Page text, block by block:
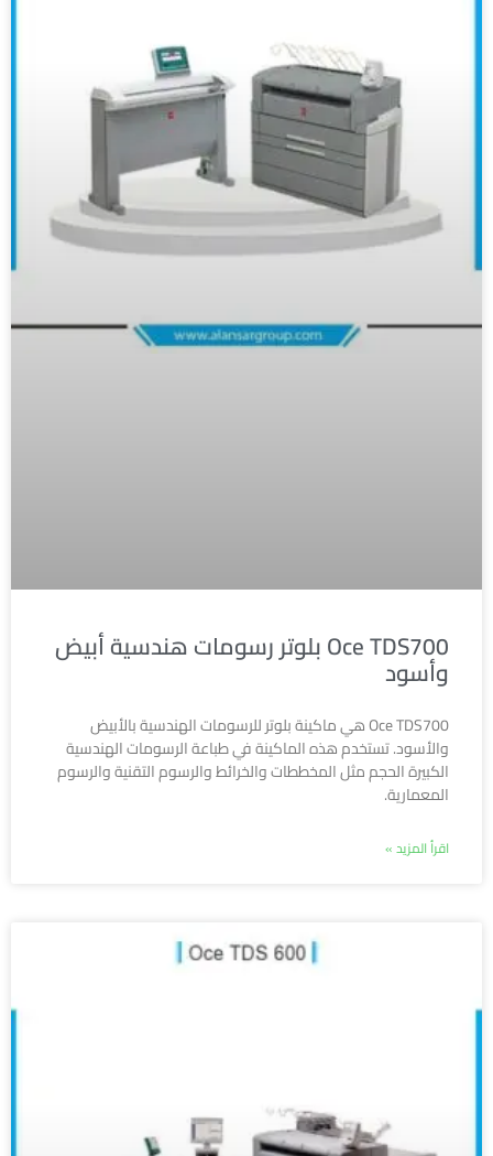
Oce TDS700 بلوتر رسومات هندسية أبيض
وأسود
Oce TDS700 هي ماكينة بلوتر للرسومات الهندسية بالأبيض
والأسود. تستخدم هذه الماكينة في طباعة الرسومات الهندسية
الكبيرة الحجم مثل المخططات والخرائط والرسوم التقنية والرسوم
المعمارية.
اقرأ المزيد »